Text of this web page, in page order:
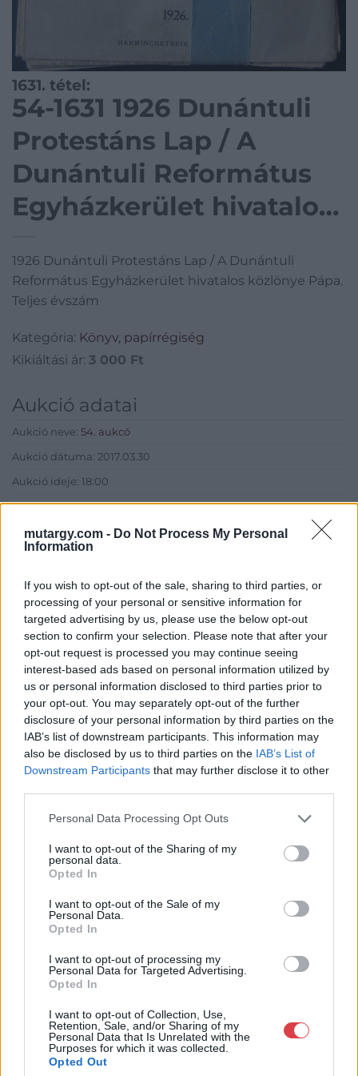
mutargy.com - Do Not Process My Personal
Information
If you wish to opt-out of the sale, sharing to third parties, or
processing of your personal or sensitive information for
targeted advertising by us, please use the below opt-out
section to confirm your selection. Please note that after your
opt-out request is processed you may continue seeing
interest-based ads based on personal information utilized by
us or personal information disclosed to third parties prior to
your opt-out. You may separately opt-out of the further
disclosure of your personal information by third parties on the
IAB’s list of downstream participants. This information may
also be disclosed by us to third parties on the IAB’s List of
Downstream Participants that may further disclose it to other
Personal Data Processing Opt Outs
I want to opt-out of the Sharing of my
personal data.
Opted In
I want to opt-out of the Sale of my
Personal Data.
Opted In
I want to opt-out of processing my
Personal Data for Targeted Advertising.
Opted In
I want to opt-out of Collection, Use,
Retention, Sale, and/or Sharing of my
Personal Data that Is Unrelated with the
Purposes for which it was collected.
Opted Out
1631. tétel:
54-1631 1926 Dunántuli
Protestáns Lap / A
Dunántuli Református
Egyházkerület hivatalos
évszám
1926 Dunántuli Protestáns Lap / A Dunántuli
Református Egyházkerület hivatalos közlönye Pápa.
Teljes évszám
Kategória: Könyv, papírrégiség
Kikiáltási ár: 3 000 Ft
Aukció adatai
Aukció neve: 54. aukcó
Aukció dátuma: 2017.03.30
Aukció ideje: 18:00
Aukció helye: Krisztina Aukciósház
Tételszám: 1631
Eladó adatai
Eladó:Krisztina Aukciósház
Cím: Tóthné Vad Eszter
8346 Gógánfa Vasút utca 36
Telefon: 30-9136069
Weboldal:
http://www.krisztinaaukcioshaz.hu/
Bemutatkozás: A Krisztina Aukciósház régi dokumentumokat,
bélyeg előtti leveleket, I. és II. Világháborús tábori
postaküldeményeket, képeslapokat, levélborítékokat,
érdeklődőnek. Az Aukciósház a gyűjtőszenvedélyt a licitálás
meg termékeivel. Az első két hét licitidőszakát követően
további egy hétig fix áron kínálja termékeit, hogy az érdeklődők
vásárolni szeretnének, hanem papírrégiségeiket eladni,
beadhatják értékesítésre.
GALÉRIA TOVÁBBI MŰTÁRGYAI